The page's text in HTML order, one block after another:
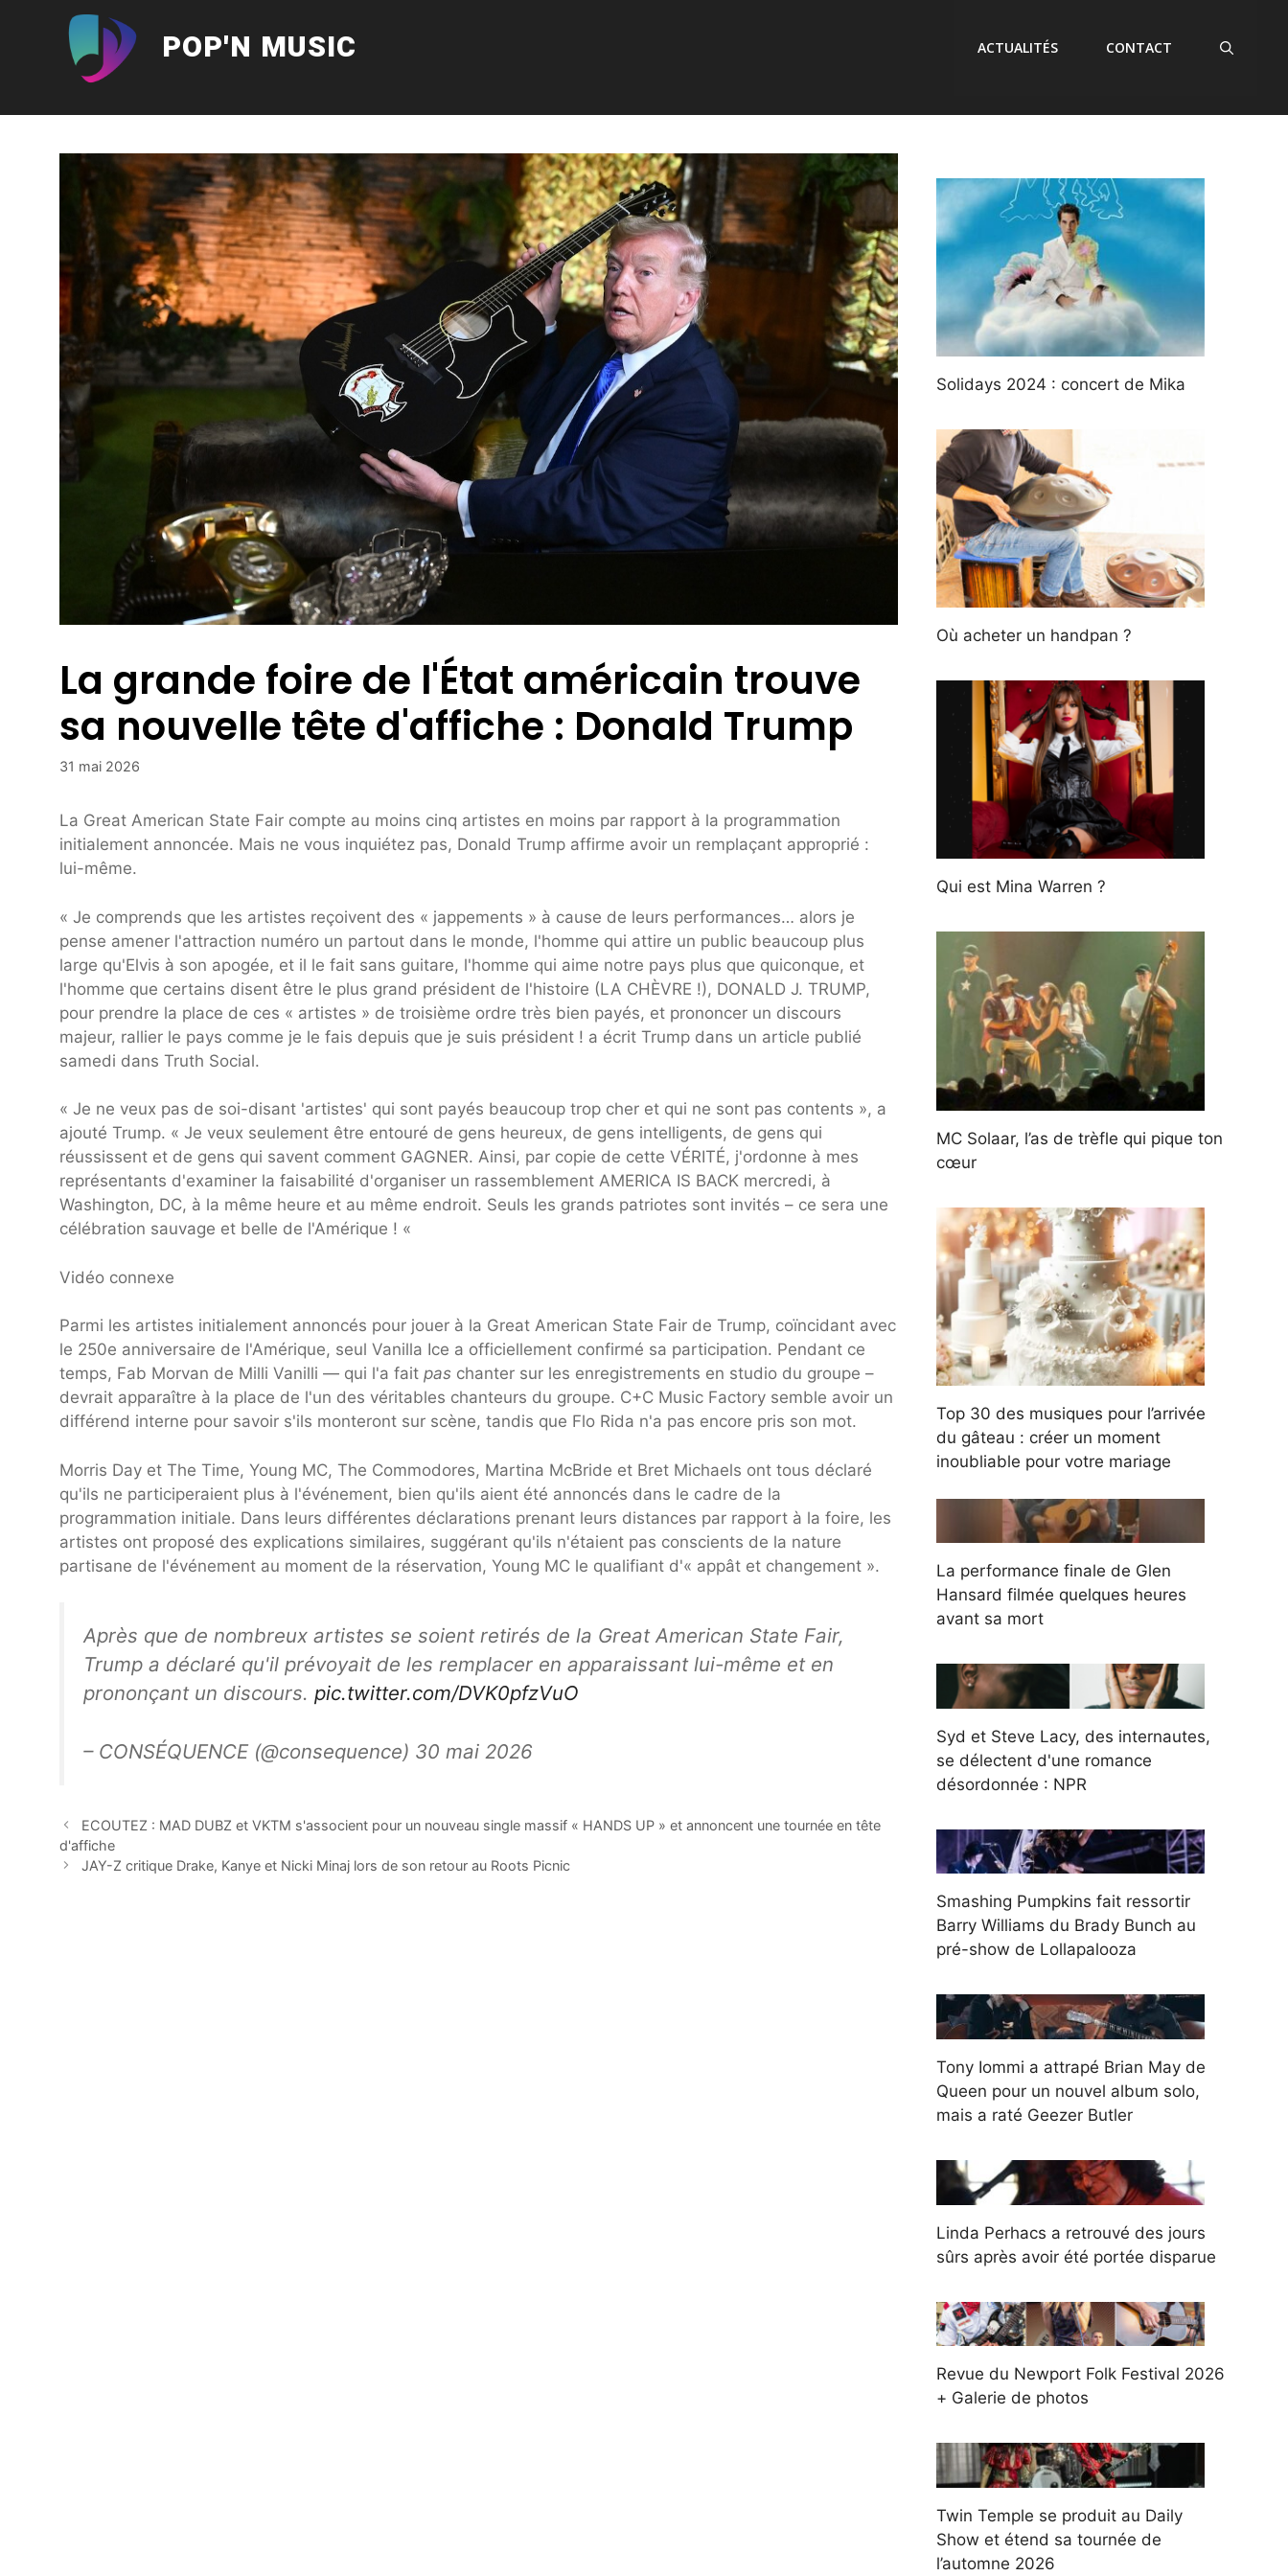
POP'N MUSIC ACTUALITÉS CONTACT
La grande foire de l'État américain trouve
sa nouvelle tête d'affiche : Donald Trump
31 mai 2026
La Great American State Fair compte au moins cinq artistes en moins par rapport à la programmation
initialement annoncée. Mais ne vous inquiétez pas, Donald Trump affirme avoir un remplaçant approprié :
lui-même.
« Je comprends que les artistes reçoivent des « jappements » à cause de leurs performances… alors je
pense amener l'attraction numéro un partout dans le monde, l'homme qui attire un public beaucoup plus
large qu'Elvis à son apogée, et il le fait sans guitare, l'homme qui aime notre pays plus que quiconque, et
l'homme que certains disent être le plus grand président de l'histoire (LA CHÈVRE !), DONALD J. TRUMP,
pour prendre la place de ces « artistes » de troisième ordre très bien payés, et prononcer un discours
majeur, rallier le pays comme je le fais depuis que je suis président ! a écrit Trump dans un article publié
samedi dans Truth Social.
« Je ne veux pas de soi-disant 'artistes' qui sont payés beaucoup trop cher et qui ne sont pas contents », a
ajouté Trump. « Je veux seulement être entouré de gens heureux, de gens intelligents, de gens qui
réussissent et de gens qui savent comment GAGNER. Ainsi, par copie de cette VÉRITÉ, j'ordonne à mes
représentants d'examiner la faisabilité d'organiser un rassemblement AMERICA IS BACK mercredi, à
Washington, DC, à la même heure et au même endroit. Seuls les grands patriotes sont invités – ce sera une
célébration sauvage et belle de l'Amérique ! «
Vidéo connexe
Parmi les artistes initialement annoncés pour jouer à la Great American State Fair de Trump, coïncidant avec
le 250e anniversaire de l'Amérique, seul Vanilla Ice a officiellement confirmé sa participation. Pendant ce
temps, Fab Morvan de Milli Vanilli — qui l'a fait pas chanter sur les enregistrements en studio du groupe –
devrait apparaître à la place de l'un des véritables chanteurs du groupe. C+C Music Factory semble avoir un
différend interne pour savoir s'ils monteront sur scène, tandis que Flo Rida n'a pas encore pris son mot.
Morris Day et The Time, Young MC, The Commodores, Martina McBride et Bret Michaels ont tous déclaré
qu'ils ne participeraient plus à l'événement, bien qu'ils aient été annoncés dans le cadre de la
programmation initiale. Dans leurs différentes déclarations prenant leurs distances par rapport à la foire, les
artistes ont proposé des explications similaires, suggérant qu'ils n'étaient pas conscients de la nature
partisane de l'événement au moment de la réservation, Young MC le qualifiant d'« appât et changement ».
Après que de nombreux artistes se soient retirés de la Great American State Fair,
Trump a déclaré qu'il prévoyait de les remplacer en apparaissant lui-même et en
prononçant un discours. pic.twitter.com/DVK0pfzVuO
– CONSÉQUENCE (@consequence) 30 mai 2026
ECOUTEZ : MAD DUBZ et VKTM s'associent pour un nouveau single massif « HANDS UP » et annoncent une tournée en tête
d'affiche
JAY-Z critique Drake, Kanye et Nicki Minaj lors de son retour au Roots Picnic
Solidays 2024 : concert de Mika
Où acheter un handpan ?
Qui est Mina Warren ?
MC Solaar, l’as de trèfle qui pique ton
cœur
Top 30 des musiques pour l’arrivée
du gâteau : créer un moment
inoubliable pour votre mariage
La performance finale de Glen
Hansard filmée quelques heures
avant sa mort
Syd et Steve Lacy, des internautes,
se délectent d'une romance
désordonnée : NPR
Smashing Pumpkins fait ressortir
Barry Williams du Brady Bunch au
pré-show de Lollapalooza
Tony Iommi a attrapé Brian May de
Queen pour un nouvel album solo,
mais a raté Geezer Butler
Linda Perhacs a retrouvé des jours
sûrs après avoir été portée disparue
Revue du Newport Folk Festival 2026
+ Galerie de photos
Twin Temple se produit au Daily
Show et étend sa tournée de
l’automne 2026